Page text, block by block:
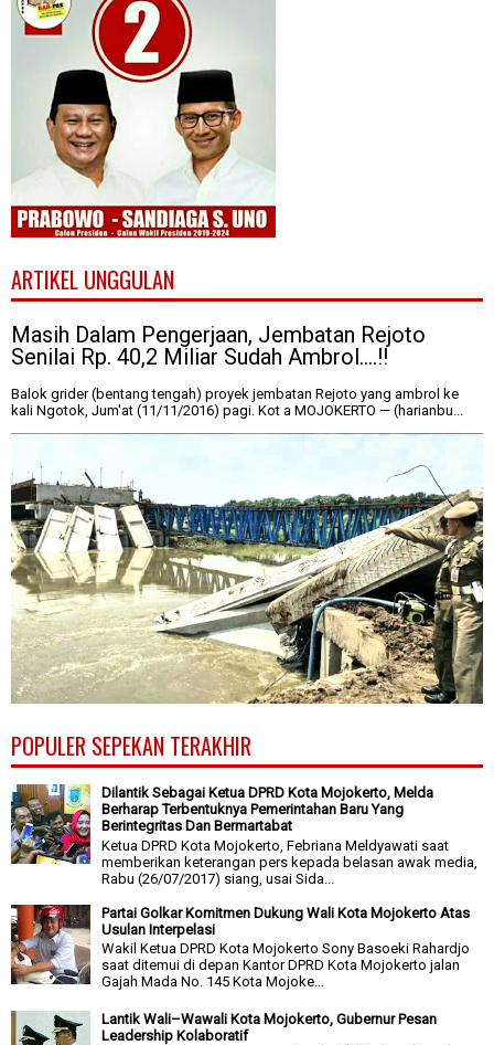
ARTIKEL UNGGULAN
Masih Dalam Pengerjaan, Jembatan Rejoto
Senilai Rp. 40,2 Miliar Sudah Ambrol....!!
Balok grider (bentang tengah) proyek jembatan Rejoto yang ambrol ke
kali Ngotok, Jum'at (11/11/2016) pagi. Kot a MOJOKERTO — (harianbu...
POPULER SEPEKAN TERAKHIR
Dilantik Sebagai Ketua DPRD Kota Mojokerto, Melda
Berharap Terbentuknya Pemerintahan Baru Yang
Berintegritas Dan Bermartabat
Ketua DPRD Kota Mojokerto, Febriana Meldyawati saat
memberikan keterangan pers kepada belasan awak media,
Rabu (26/07/2017) siang, usai Sida...
Partai Golkar Komitmen Dukung Wali Kota Mojokerto Atas
Usulan Interpelasi
Wakil Ketua DPRD Kota Mojokerto Sony Basoeki Rahardjo
saat ditemui di depan Kantor DPRD Kota Mojokerto jalan
Gajah Mada No. 145 Kota Mojoke...
Lantik Wali–Wawali Kota Mojokerto, Gubernur Pesan
Leadership Kolaboratif